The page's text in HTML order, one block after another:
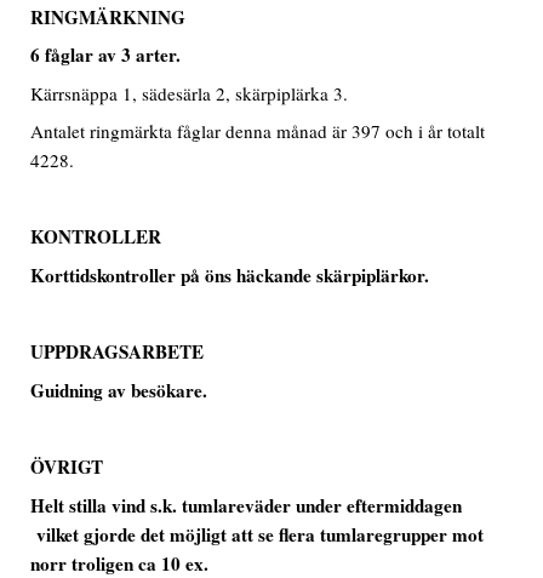
RINGMÄRKNING
6fåglar av3 arter.
Kärrsnäppa 1, sädesärla 2, skärpiplärka 3.
Antalet ringmärkta fåglar denna månad är 397 och i år totalt
4228.
KONTROLLER
Korttidskontroller på öns häckande skärpiplärkor.
UPPDRAGSARBETE
Guidning av besökare.
ÖVRIGT
Helt stilla vind s.k. tumlareväder under eftermiddagen
vilket gjorde det möjligt att se flera tumlaregrupper mot
norr troligen ca 10 ex.